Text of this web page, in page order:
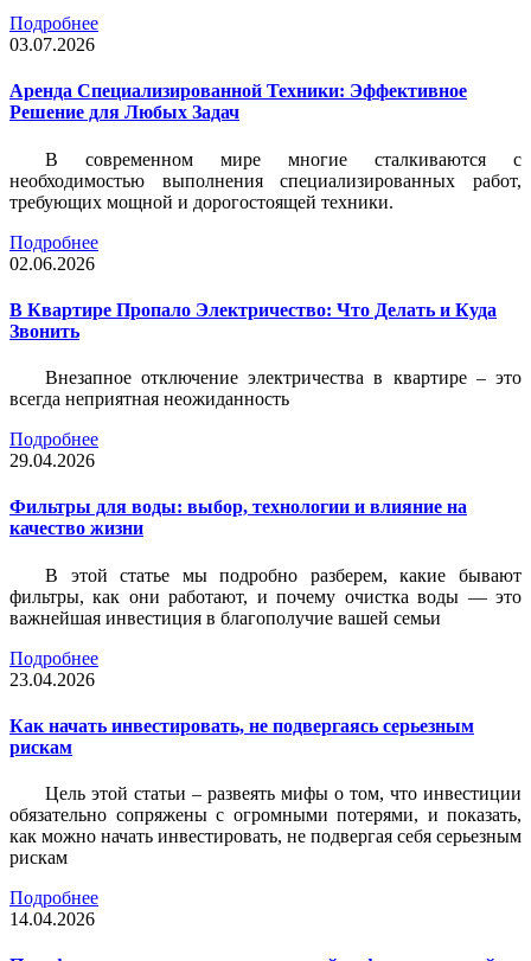
Подробнее
03.07.2026
Аренда Специализированной Техники: Эффективное
Решение для Любых Задач
В современном мире многие сталкиваются с
необходимостью выполнения специализированных работ,
требующих мощной и дорогостоящей техники.
Подробнее
02.06.2026
В Квартире Пропало Электричество: Что Делать и Куда
Звонить
Внезапное отключение электричества в квартире – это
всегда неприятная неожиданность
Подробнее
29.04.2026
Фильтры для воды: выбор, технологии и влияние на
качество жизни
В этой статье мы подробно разберем, какие бывают
фильтры, как они работают, и почему очистка воды — это
важнейшая инвестиция в благополучие вашей семьи
Подробнее
23.04.2026
Как начать инвестировать, не подвергаясь серьезным
рискам
Цель этой статьи – развеять мифы о том, что инвестиции
обязательно сопряжены с огромными потерями, и показать,
как можно начать инвестировать, не подвергая себя серьезным
рискам
Подробнее
14.04.2026